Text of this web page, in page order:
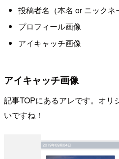
投稿者名（本名 or ニックネ
プロフィール画像
アイキャッチ画像
アイキャッチ画像
記事TOPにあるアレです。オリ
いですね！